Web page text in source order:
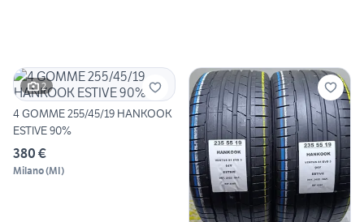
2
4 GOMME 255/45/19 HANKOOK
ESTIVE 90%
380 €
Milano(MI)